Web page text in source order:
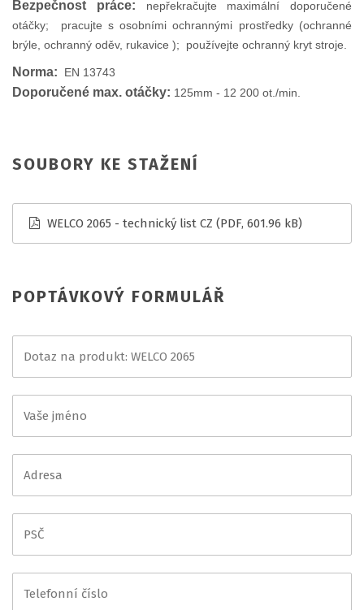
Bezpečnost práce: nepřekračujte maximální doporučené
otáčky; pracujte s osobními ochrannými prostředky (ochranné
brýle, ochranný oděv, rukavice ); používejte ochranný kryt stroje.
Norma: EN 13743
Doporučené max. otáčky: 125mm - 12 200 ot./min.
SOUBORY KE STAŽENÍ
WELCO 2065 - technický list CZ (PDF, 601.96 kB)
POPTÁVKOVÝ FORMULÁŘ